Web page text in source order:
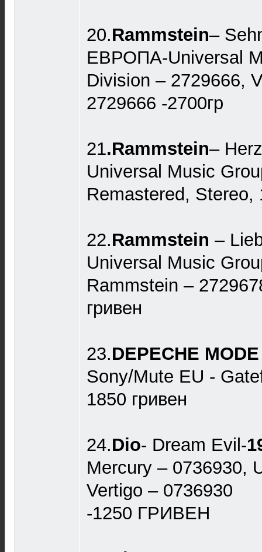
20.Rammstein–
ЕВРОПА-Universal
Division – 2729666,
2729666 -2700гр
21.Rammstein–
Universal Music
Remastered, Stereo,
22.Rammstein –
Universal Music
Rammstein –
гривен
23.DEPECHE MODE
Sony/Mute EU -
1850 гривен
24.Dio- Dream Evil-
Mercury – 0736930,
Vertigo – 0736930
-1250 ГРИВЕН